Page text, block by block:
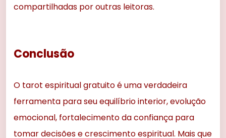
compartilhadas por outras leitoras.
Conclusão
O tarot espiritual gratuito é uma verdadeira
ferramenta para seu equilíbrio interior, evolução
emocional, fortalecimento da confiança para
tomar decisões e crescimento espiritual. Mais que